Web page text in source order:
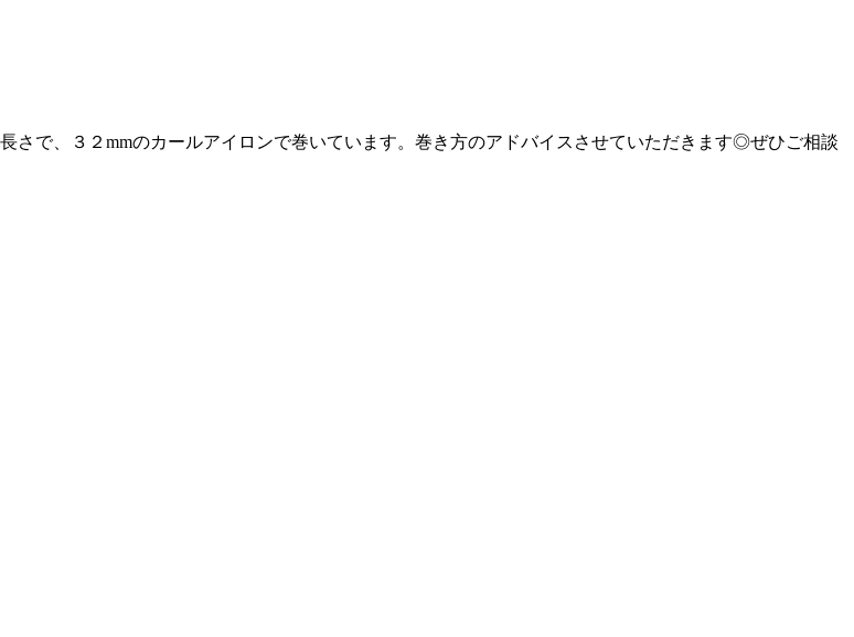
さで、３２mmのカールアイロンで巻いています。巻き方のアドバイスさせていただきます◎ぜひご相談